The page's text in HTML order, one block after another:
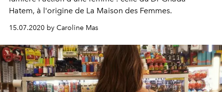
Hatem, à l'origine de La Maison des Femmes.
15.07.2020 by Caroline Mas